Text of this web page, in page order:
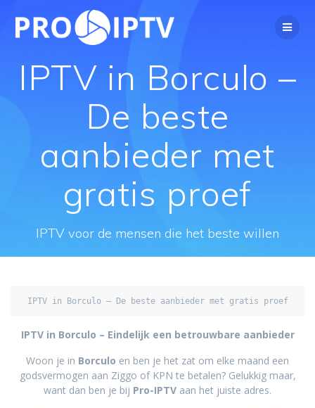
naar
de
IPTV in Borculo –
De beste
aanbieder met
gratis proef
IPTV voor de mensen die het beste willen
IPTV in Borculo – Eindelijk een betrouwbare aanbieder
Woon je in Borculo en ben je het zat om elke maand een
godsvermogen aan Ziggo of KPN te betalen? Gelukkig maar,
want dan ben je bij Pro-IPTV aan het juiste adres.